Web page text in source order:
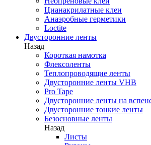
Цианакрилатные клеи
Анаэробные герметики
Loctite
Двусторонние ленты
Назад
Короткая намотка
Флексоленты
Теплопроводящие ленты
Двусторонние ленты VHB
Pro Tape
Двусторонние ленты на
Двусторонние тонкие ленты
Безосновные ленты
Назад
Листы